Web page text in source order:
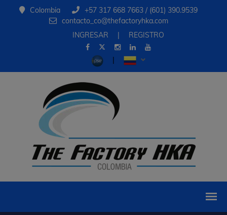
Colombia
+57 317 668 7663 / (601) 390.9539
contacto_co@thefactoryhka.com
INGRESAR
| REGISTRO